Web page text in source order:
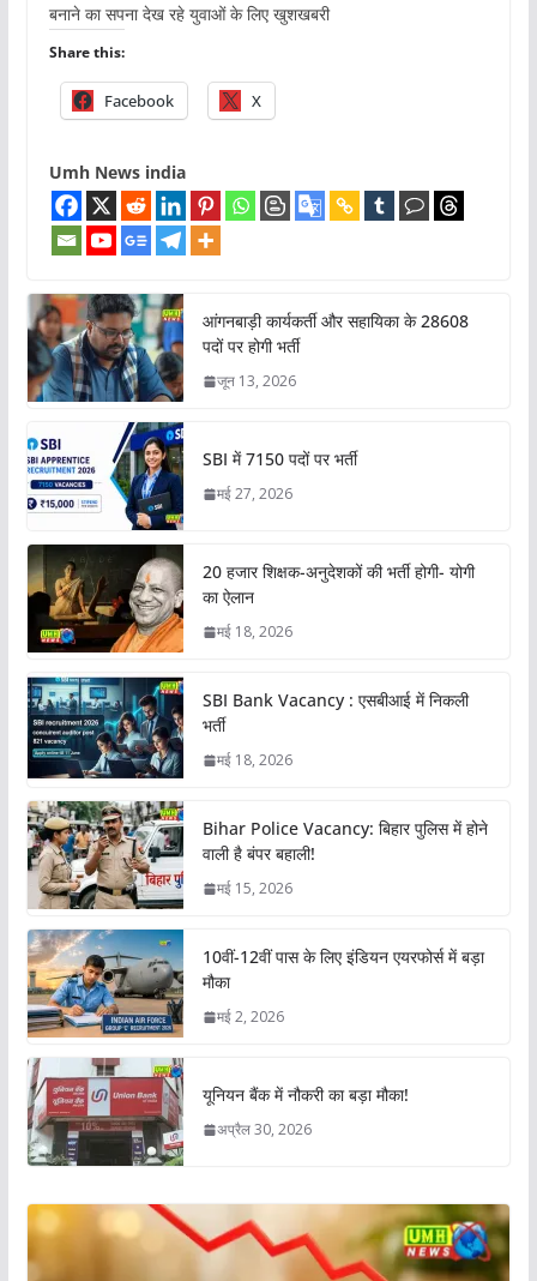
बनाने का सपना देख रहे युवाओं के लिए खुशखबरी
Share this:
Facebook X
Umh News india
आंगनबाड़ी कार्यकर्ती और सहायिका के 28608
पदों पर होगी भर्ती
जून 13, 2026
SBI में 7150 पदों पर भर्ती
मई 27, 2026
20 हजार शिक्षक-अनुदेशकों की भर्ती होगी- योगी
का ऐलान
मई 18, 2026
SBI Bank Vacancy : एसबीआई में निकली
भर्ती
मई 18, 2026
Bihar Police Vacancy: बिहार पुलिस में होने
वाली है बंपर बहाली!
मई 15, 2026
10वीं-12वीं पास के लिए इंडियन एयरफोर्स में बड़ा
मौका
मई 2, 2026
यूनियन बैंक में नौकरी का बड़ा मौका!
अप्रैल 30, 2026